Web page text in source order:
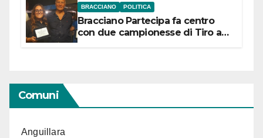
BRACCIANO POLITICA
Bracciano Partecipa fa centro
con due campionesse di Tiro a
Comuni
Anguillara